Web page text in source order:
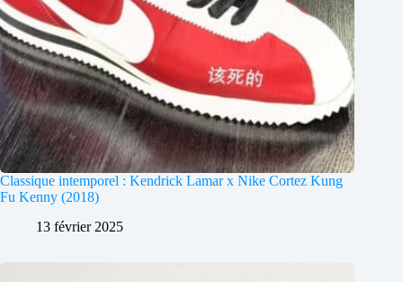
Classique intemporel : Kendrick Lamar x Nike Cortez Kung
Fu Kenny (2018)
13 février 2025